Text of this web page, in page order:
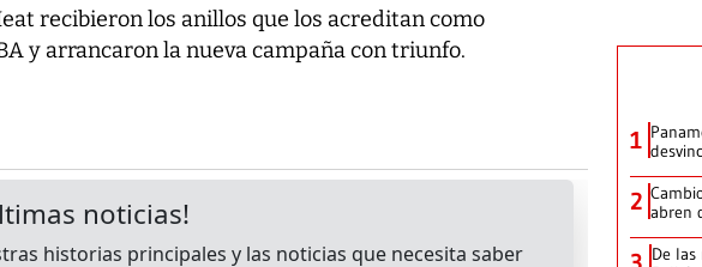
recibieron los anillos que los acreditan como
y arrancaron la nueva campaña con triunfo.
1
2 abren
De las